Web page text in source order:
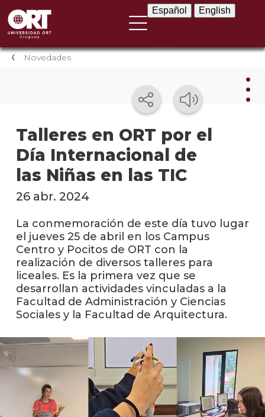
Español English
Novedades
Talleres en ORT por el
Día Internacional de
las Niñas en las TIC
Blog
26 abr. 2024
La conmemoración de este día tuvo lugar
el jueves 25 de abril en los Campus
Centro y Pocitos de ORT con la
realización de diversos talleres para
liceales. Es la primera vez que se
desarrollan actividades vinculadas a la
Facultad de Administración y Ciencias
Sociales y la Facultad de Arquitectura.